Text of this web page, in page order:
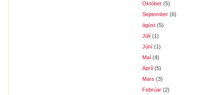
Október (5)
September (6)
ágúst (5)
Júlí (1)
Júní (1)
Maí (4)
Apríl (5)
Mars (3)
Febrúar (2)